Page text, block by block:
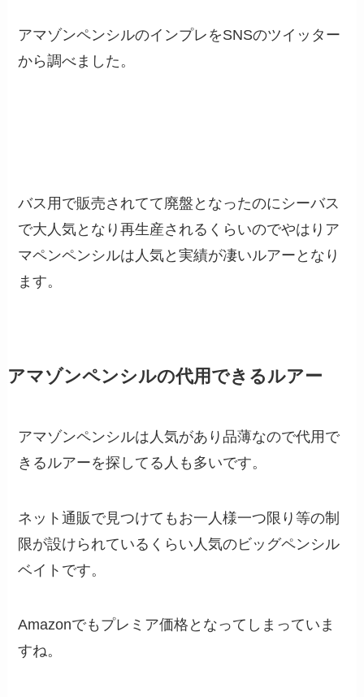
アマゾンペンシルのインプレをSNSのツイッター
から調べました。
バス用で販売されてて廃盤となったのにシーバス
で大人気となり再生産されるくらいのでやはりア
マペンペンシルは人気と実績が凄いルアーとなり
ます。
アマゾンペンシルの代用できるルアー
アマゾンペンシルは人気があり品薄なので代用で
きるルアーを探してる人も多いです。
ネット通販で見つけてもお一人様一つ限り等の制
限が設けられているくらい人気のビッグペンシル
ベイトです。
Amazonでもプレミア価格となってしまっていま
すね。